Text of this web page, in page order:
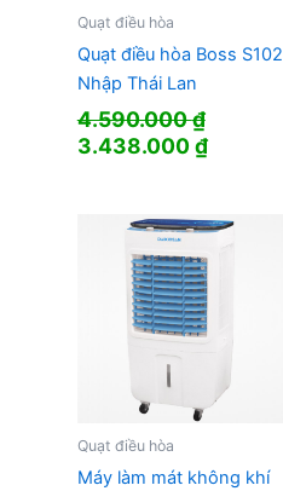
Quạt điều hòa
Quạt điều hòa Boss S102
Nhập Thái Lan
4.590.000₫
Giá
4.590.000 ₫.
3.438.000₫Giá
là:
Quạt điều hòa
Máy làm mát không khí